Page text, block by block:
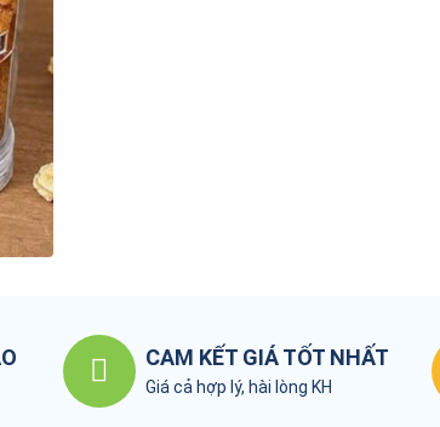
CAM KẾT GIÁ TỐT NHẤT
Giá cả hợp lý, hài lòng KH